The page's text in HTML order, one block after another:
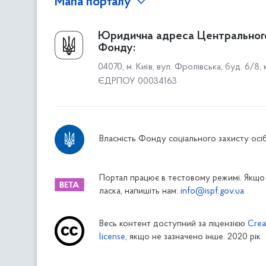
Про Фонд
Керівництво
Структура Фонду
Територіальні відділення
Дніпропетровське відділення
Житомирське відділення
Закарпатське відділення
Запорізьке відділення
Івано-Франківське відділення
Юридична адреса
Фонду:
04070, м. Київ, вул. Фролівська, буд. 6/8,
ЄДРПОУ 00034163
Власність Фонду соціального захисту осіб
Портал працює в тестовому режимі. Якщо
ласка, напишіть нам: info@ispf.gov.ua
Весь контент доступний за ліцензією
license, якщо не зазначено інше. 2020 рік